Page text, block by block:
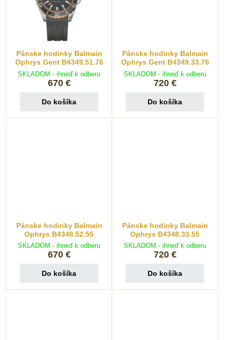
Pánske hodinky Balmain
Ophrys Gent B4349.51.76
SKLADOM - ihneď k odberu
670 €
Do košíka
Pánske hodinky Balmain
Ophrys Gent B4349.33.76
SKLADOM - ihneď k odberu
720 €
Do košíka
Pánske hodinky Balmain
Ophrys B4348.52.55
SKLADOM - ihneď k odberu
670 €
Do košíka
Pánske hodinky Balmain
Ophrys B4348.33.55
SKLADOM - ihneď k odberu
720 €
Do košíka